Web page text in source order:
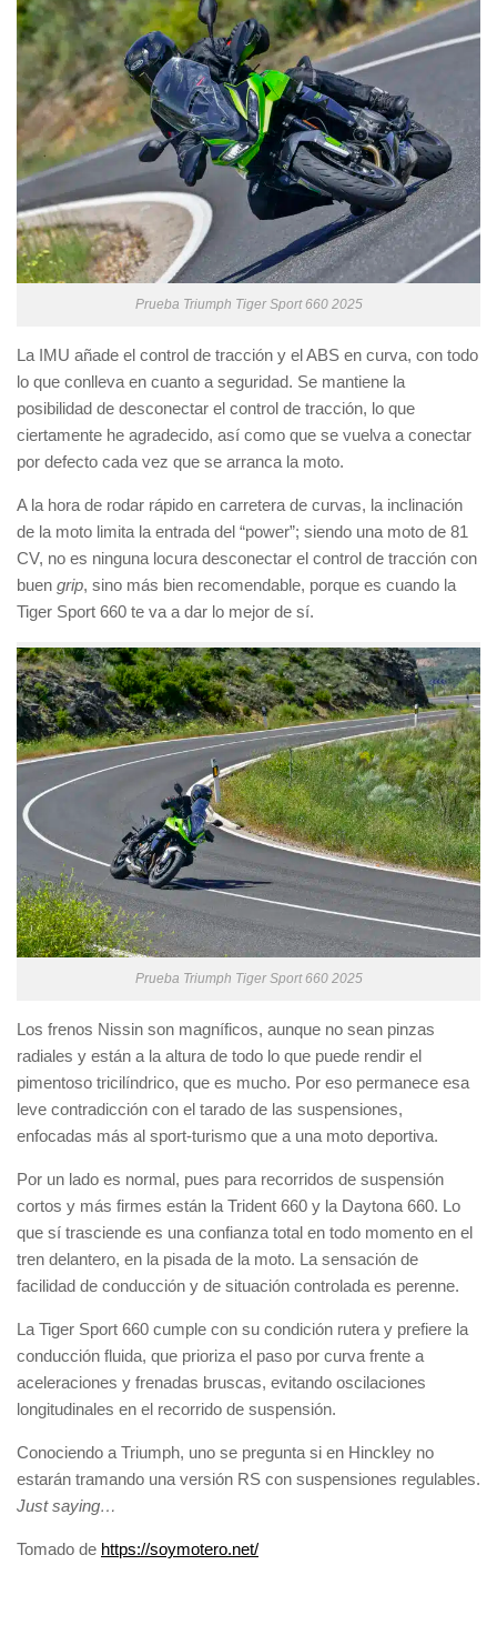
Prueba Triumph Tiger Sport 660 2025
La IMU añade el control de tracción y el ABS en curva, con todo
lo que conlleva en cuanto a seguridad. Se mantiene la
posibilidad de desconectar el control de tracción, lo que
ciertamente he agradecido, así como que se vuelva a conectar
por defecto cada vez que se arranca la moto.
A la hora de rodar rápido en carretera de curvas, la inclinación
de la moto limita la entrada del “power”; siendo una moto de 81
CV, no es ninguna locura desconectar el control de tracción con
buen grip, sino más bien recomendable, porque es cuando la
Tiger Sport 660 te va a dar lo mejor de sí.
Prueba Triumph Tiger Sport 660 2025
Los frenos Nissin son magníficos, aunque no sean pinzas
radiales y están a la altura de todo lo que puede rendir el
pimentoso tricilíndrico, que es mucho. Por eso permanece esa
leve contradicción con el tarado de las suspensiones,
enfocadas más al sport-turismo que a una moto deportiva.
Por un lado es normal, pues para recorridos de suspensión
cortos y más firmes están la Trident 660 y la Daytona 660. Lo
que sí trasciende es una confianza total en todo momento en el
tren delantero, en la pisada de la moto. La sensación de
facilidad de conducción y de situación controlada es perenne.
La Tiger Sport 660 cumple con su condición rutera y prefiere la
conducción fluida, que prioriza el paso por curva frente a
aceleraciones y frenadas bruscas, evitando oscilaciones
longitudinales en el recorrido de suspensión.
Conociendo a Triumph, uno se pregunta si en Hinckley no
estarán tramando una versión RS con suspensiones regulables.
Just saying…
Tomado de https://soymotero.net/